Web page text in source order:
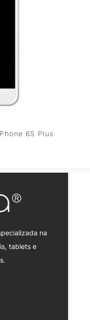
6S Plus
na
tablets e